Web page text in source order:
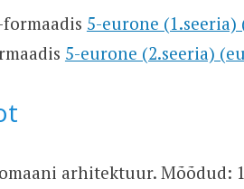
formaadis 5-eurone (1.seeria)
5-eurone (2.seeria)
arhitektuur. Mõõdud: